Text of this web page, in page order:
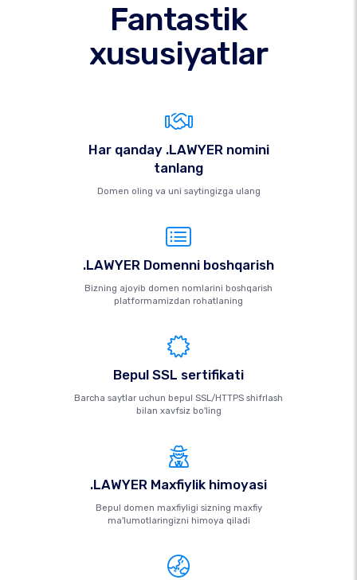
Fantastik
xususiyatlar
Har qanday .LAWYER nomini
tanlang
Domen oling va uni saytingizga ulang
.LAWYER Domenni boshqarish
Bizning ajoyib domen nomlarini boshqarish
platformamizdan rohatlaning
Bepul SSL sertifikati
Barcha saytlar uchun bepul SSL/HTTPS shifrlash
bilan xavfsiz bo'ling
.LAWYER Maxfiylik himoyasi
Bepul domen maxfiyligi sizning maxfiy
ma'lumotlaringizni himoya qiladi